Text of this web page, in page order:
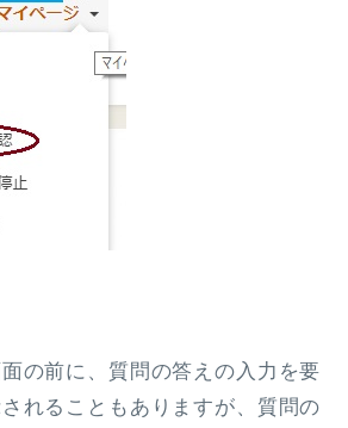
の前に、質問の答えの入力を要
れることもありますが、質問の